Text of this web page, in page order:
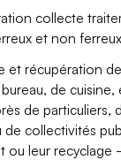
collecte
et non ferreux
et récupération
de
de particuliers,
collectivités
ou leur recyclage